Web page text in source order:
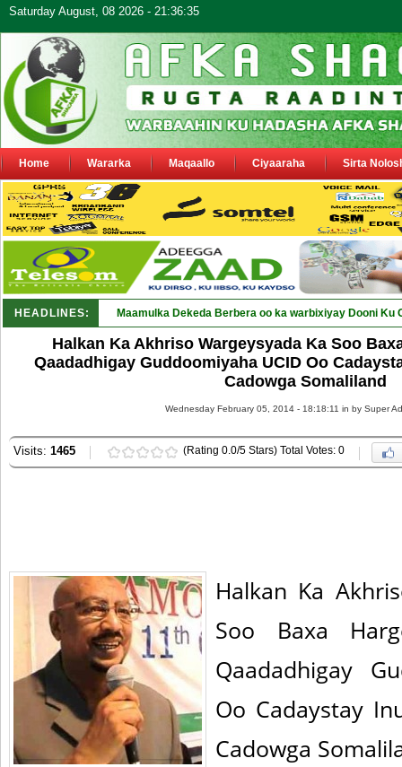
Saturday August, 08 2026 - 21:36:35
Home Wararka Maqaallo Ciyaaraha Sirta
HEADLINES: Maamulka Dekeda Berbera oo ka warbixiyay Dooni Ku
Halkan Ka Akhriso Wargeysyada Ka Soo
Qaadadhigay Guddoomiyaha UCID Oo
Cadowga Somaliland
Wednesday February 05, 2014 - 18:18:11 in by Super
Visits: 1465 (Rating 0.0/5 Stars) Total Votes: 0
Halkan Ka
Soo Baxa
Qaadadhigay
Oo Cadaystay
Cadowga